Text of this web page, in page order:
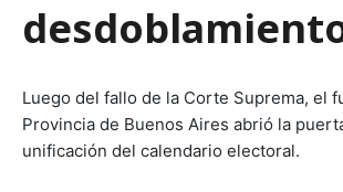
Luego del fallo de la Corte Suprema, el
Provincia de Buenos Aires abrió la
unificación del calendario electoral.